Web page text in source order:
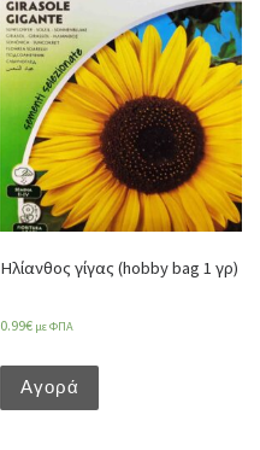
Ηλίανθος γίγας (hobby bag 1 γρ)
0.99€ με ΦΠΑ
Αγορά